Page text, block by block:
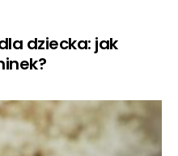
dziecka: jak